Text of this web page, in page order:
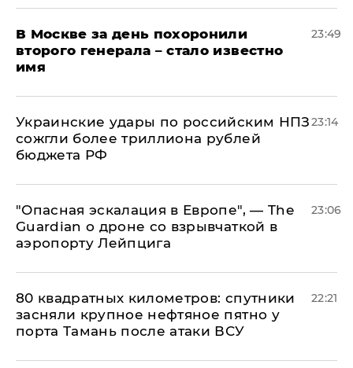
В Москве за день похоронили
второго генерала – стало известно
имя
23:49
Украинские удары по российским НПЗ
сожгли более триллиона рублей
бюджета РФ
23:14
"Опасная эскалация в Европе", — The
Guardian о дроне со взрывчаткой в
аэропорту Лейпцига
23:06
80 квадратных километров: спутники
засняли крупное нефтяное пятно у
порта Тамань после атаки ВСУ
22:21